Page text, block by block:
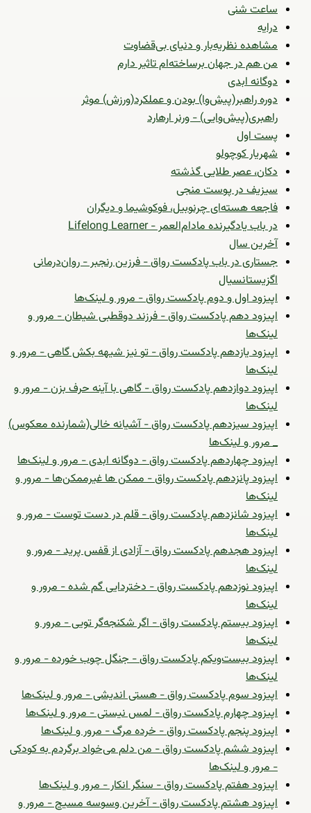
ساعت شنی
درایه
مشاهده نظریه‌بار و دنیای بی‌قضاوت
من هم در جهان برساخته‌ام تاثیر دارم
دوگانه ابدی
دوره راهبر(پیش‌وا) بودن و عملکرد(ورزش) موثر
راهبری(پیش‌وایی) - ورنر ارهارد
پست اول
شهریار کوچولو
دکان، عصر طلایی گذشته
سیزیف در پوست منجی
فاجعه هسته‌ای چرنوبیل، فوکوشیما و دیگران
در باب یادگیرنده مادام‌العمر - Lifelong Learner
آخرین سال
جستاری در باب پادکست رواق - فرزین رنجبر - روان‌درمانی
اگزیستانسیال
اپیزود اول و دوم پادکست رواق - مرور و لینک‌ها
اپیزود دهم پادکست رواق - فرزند دوقطبی شیطان - مرور و
لینک‌ها
اپیزود یازدهم پادکست رواق - تو نیز شیهه بکش گاهی - مرور و
لینک‌ها
اپیزود دوازدهم پادکست رواق - گاهی با آینه حرف بزن - مرور و
لینک‌ها
اپیزود سیزدهم پادکست رواق - آشیانه خالی(شمارنده معکوس)
_ مرور و لینک‌ها
اپیزود چهاردهم پادکست رواق - دوگانه ابدی - مرور و لینک‌ها
اپیزود پانزدهم پادکست رواق - ممکن ها غیرممکن‌ها - مرور و
لینک‌ها
اپیزود شانزدهم پادکست رواق - قلم در دست توست - مرور و
لینک‌ها
اپیزود هجدهم پادکست رواق - آزادی از قفس پرید - مرور و
لینک‌ها
اپیزود نوزدهم پادکست رواق - دختردایی گم شده - مرور و
لینک‌ها
اپیزود بیستم پادکست رواق - اگر شکنجه‌گر تویی - مرور و
لینک‌ها
اپیزود بیست‌ویکم پادکست رواق - جنگل چوب خورده - مرور و
لینک‌ها
اپیزود سوم پادکست رواق - هستی اندیشی - مرور و لینک‌ها
اپیزود چهارم پادکست رواق - لمس نیستی - مرور و لینک‌ها
اپیزود پنجم پادکست رواق - خرده مرگ - مرور و لینک‌ها
اپیزود ششم پادکست رواق - من دلم می‌خواد برگردم به کودکی
- مرور و لینک‌ها
اپیزود هفتم پادکست رواق - سنگر انکار - مرور و لینک‌ها
اپیزود هشتم پادکست رواق - آخرین وسوسه مسیح - مرور و